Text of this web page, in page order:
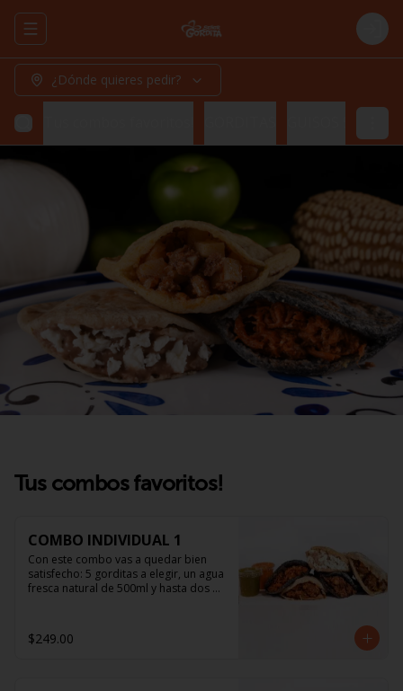
Abrir menu de navegación Login
¿Dónde quieres pedir?
Tus combos favoritos!
COMBO INDIVIDUAL 1
Con este combo vas a quedar bien
satisfecho: 5 gorditas a elegir, un agua
fresca natural de 500ml y hasta dos
$249.00